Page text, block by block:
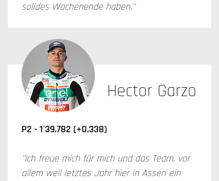
solides Wochenende haben."
Hector Garzo
P2 - 1'39.782 (+0.338)
"Ich freue mich für mich und das Team, vor
allem weil letztes Jahr hier in Assen ein